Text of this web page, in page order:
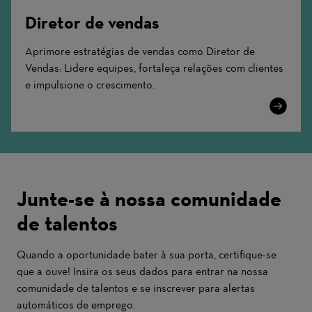
Diretor de vendas
Aprimore estratégias de vendas como Diretor de
Vendas: Lidere equipes, fortaleça relações com clientes
e impulsione o crescimento.
Learn
Junte-se à nossa comunidade
de talentos
Quando a oportunidade bater à sua porta, certifique-se
que a ouve! Insira os seus dados para entrar na nossa
comunidade de talentos e se inscrever para alertas
automáticos de emprego.